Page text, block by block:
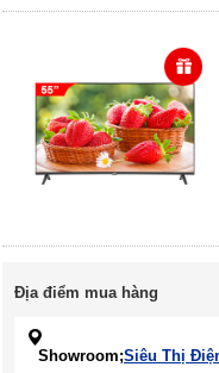
Địa điểm mua hàng
Showroom;Siêu Thị